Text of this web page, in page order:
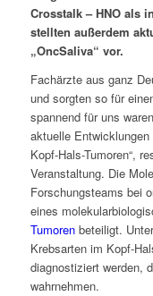
Crosstalk – HNO als
stellten außerdem
„OncSaliva“ vor.
Fachärzte aus ganz
und sorgten so für
spannend für uns
aktuelle
Kopf-Hals-Tumoren“,
Veranstaltung. Die
Forschungsteams bei
eines
Tumorenbeteiligt.
Krebsarten im Kopf-
diagnostiziert werden,
wahrnehmen.